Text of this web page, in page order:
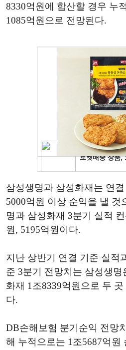
8330억원에 합산할 경우 누
1085억원으로 전망된다.
삼성생명과 삼성화재는 연
5000억원 이상 순익을 낼 것
명과 삼성화재 3분기 실적
원, 5195억원이다.
지난 상반기 연결 기준 실적
준 3분기 전망치는 삼성생명
화재 1조8339억원으로 두
다.
DB손해보험 분기순익 전망
해 누적으로는 1조5687억원